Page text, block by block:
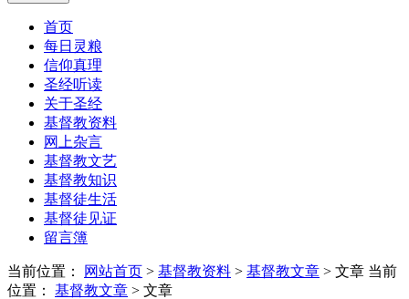
首页
每日灵粮
信仰真理
圣经听读
关于圣经
基督教资料
网上杂言
基督教文艺
基督教知识
基督徒生活
基督徒见证
留言簿
当前位置： 网站首页 > 基督教资料 > 基督教文章 > 文章 当前
位置： 基督教文章 > 文章